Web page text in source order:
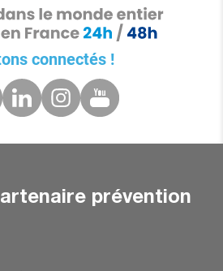
connectés !
prévention